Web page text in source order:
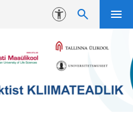
Juurdepääsetavus